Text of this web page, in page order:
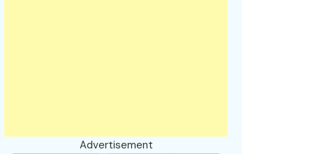
Advertisement